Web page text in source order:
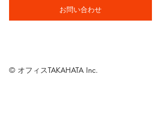
お問い合わせ
© オフィスTAKAHATA Inc.